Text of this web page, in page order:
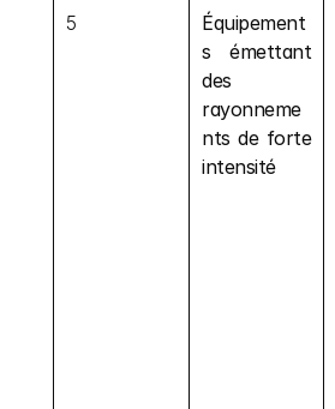
5
Équipement
s émettant
des
rayonneme
nts de forte
intensité